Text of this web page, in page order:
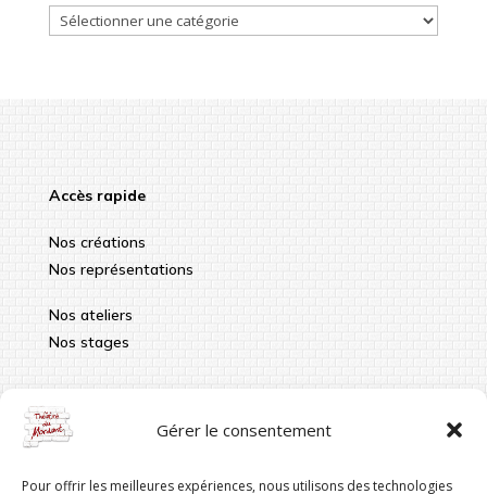
Gérer le consentement
Pour offrir les meilleures expériences, nous utilisons des technologies
Accès rapide
Nos créations
Nos représentations
Nos ateliers
Nos stages
Infos pratiques